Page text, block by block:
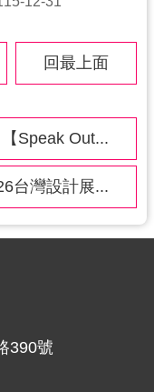
回最上面
【Speak Out...
台灣設計展...
390號